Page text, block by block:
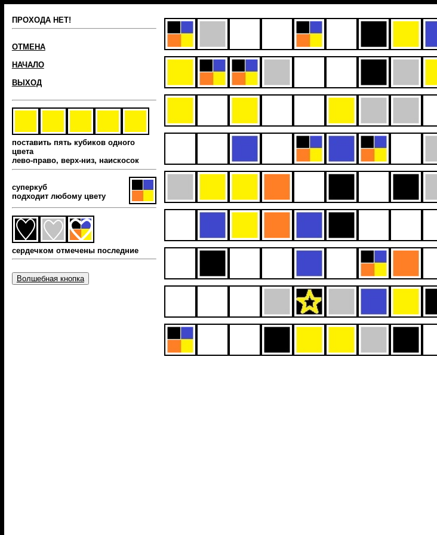
ПРОХОДА НЕТ!
ОТМЕНА
НАЧАЛО
ВЫХОД
поставить пять кубиков одного
цвета
лево-право, верх-низ, наиcкосок
суперкуб
подходит любому цвету
сердечком отмечены последние
Волшебная кнопка